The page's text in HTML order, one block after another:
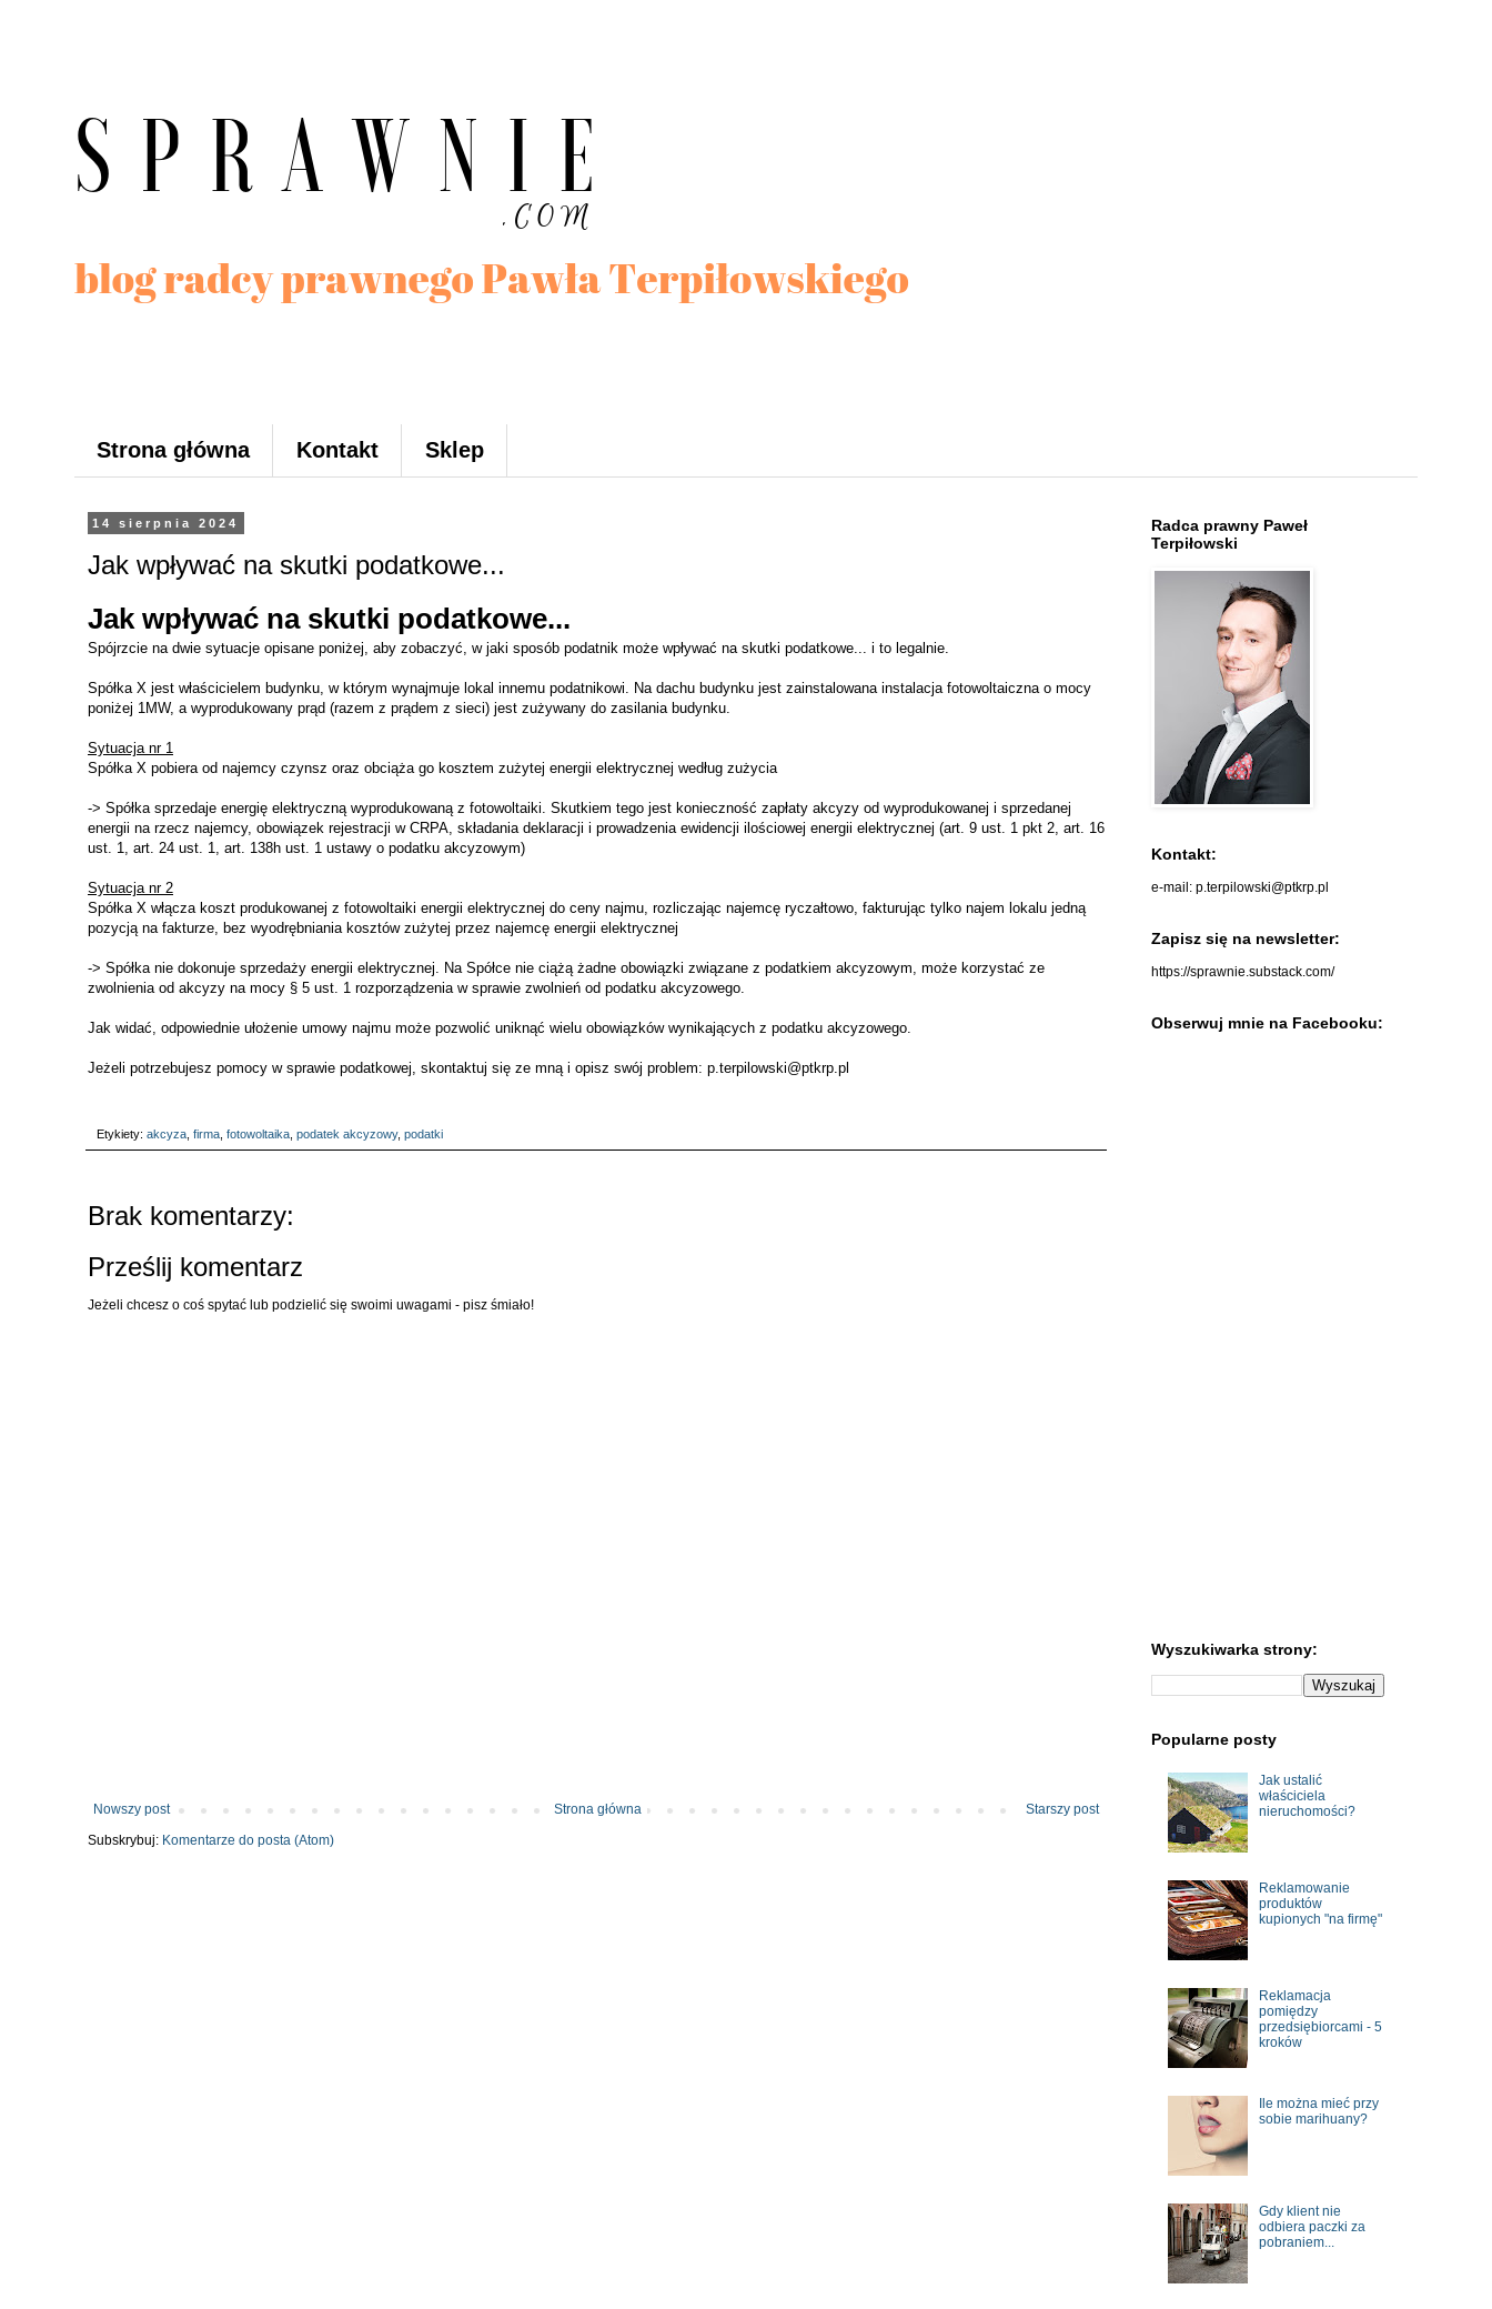
Strona główna Kontakt Sklep
14 sierpnia 2024
Jak wpływać na skutki podatkowe...
Jak wpływać na skutki podatkowe...
Spójrzcie na dwie sytuacje opisane poniżej, aby zobaczyć, w jaki sposób podatnik może wpływać na skutki podatkowe... i to legalnie.
Spółka X jest właścicielem budynku, w którym wynajmuje lokal innemu podatnikowi. Na dachu budynku jest zainstalowana instalacja fotowoltaiczna o mocy
poniżej 1MW, a wyprodukowany prąd (razem z prądem z sieci) jest zużywany do zasilania budynku.
Sytuacja nr 1
Spółka X pobiera od najemcy czynsz oraz obciąża go kosztem zużytej energii elektrycznej według zużycia
-> Spółka sprzedaje energię elektryczną wyprodukowaną z fotowoltaiki. Skutkiem tego jest konieczność zapłaty akcyzy od wyprodukowanej i sprzedanej
energii na rzecz najemcy, obowiązek rejestracji w CRPA, składania deklaracji i prowadzenia ewidencji ilościowej energii elektrycznej (art. 9 ust. 1 pkt 2, art. 16
ust. 1, art. 24 ust. 1, art. 138h ust. 1 ustawy o podatku akcyzowym)
Sytuacja nr 2
Spółka X włącza koszt produkowanej z fotowoltaiki energii elektrycznej do ceny najmu, rozliczając najemcę ryczałtowo, fakturując tylko najem lokalu jedną
pozycją na fakturze, bez wyodrębniania kosztów zużytej przez najemcę energii elektrycznej
-> Spółka nie dokonuje sprzedaży energii elektrycznej. Na Spółce nie ciążą żadne obowiązki związane z podatkiem akcyzowym, może korzystać ze
zwolnienia od akcyzy na mocy § 5 ust. 1 rozporządzenia w sprawie zwolnień od podatku akcyzowego.
Jak widać, odpowiednie ułożenie umowy najmu może pozwolić uniknąć wielu obowiązków wynikających z podatku akcyzowego.
Jeżeli potrzebujesz pomocy w sprawie podatkowej, skontaktuj się ze mną i opisz swój problem: p.terpilowski@ptkrp.pl
Etykiety: akcyza firma fotowoltaika podatek akcyzowy, podatki
Brak komentarzy:
Prześlij komentarz
Jeżeli chcesz o coś spytać lub podzielić się swoimi uwagami - pisz śmiało!
Nowszy post Starszy post
Strona główna
Subskrybuj: Komentarze do posta (Atom)
Radca prawny Paweł
Terpiłowski
Kontakt:
e-mail: p.terpilowski@ptkrp.pl
Zapisz się na newsletter:
https://sprawnie.substack.com/
Obserwuj mnie na Facebooku:
Wyszukiwarka strony:
Popularne posty
Jak ustalić
właściciela
nieruchomości?
Reklamowanie
produktów
kupionych "na firmę"
Reklamacja
pomiędzy
przedsiębiorcami - 5
kroków
Ile można mieć przy
sobie marihuany?
Gdy klient nie
odbiera paczki za
pobraniem...